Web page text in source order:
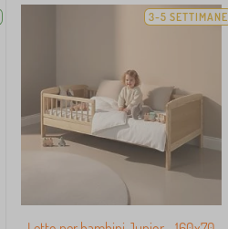
3-5 SETTIMANE